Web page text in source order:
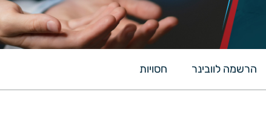
הרשמה לוובינר חסויות